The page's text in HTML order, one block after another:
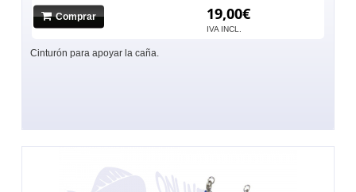
Comprar 19,00€
IVA INCL.
Cinturón para apoyar la caña.